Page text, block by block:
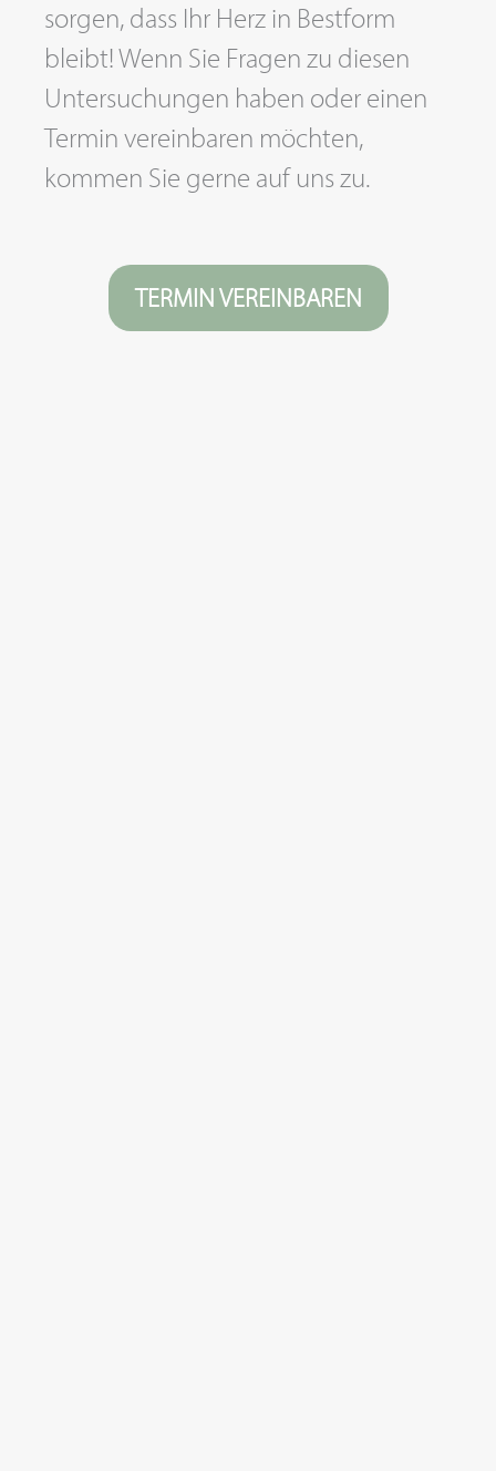
sorgen, dass Ihr Herz in Bestform
bleibt! Wenn Sie Fragen zu diesen
Untersuchungen haben oder einen
Termin vereinbaren möchten,
kommen Sie gerne auf uns zu.
TERMIN VEREINBAREN